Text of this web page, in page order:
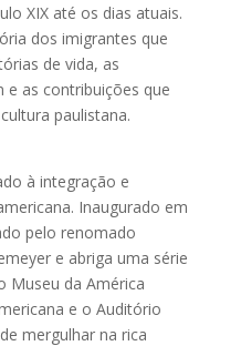
XIX até os dias atuais.
dos imigrantes que
de vida, as
e as contribuições que
paulistana.
à integração e
Inaugurado em
pelo renomado
e abriga uma série
Museu da América
e o Auditório
mergulhar na rica